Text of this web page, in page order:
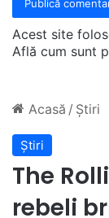
Acest site
Află cum sunt